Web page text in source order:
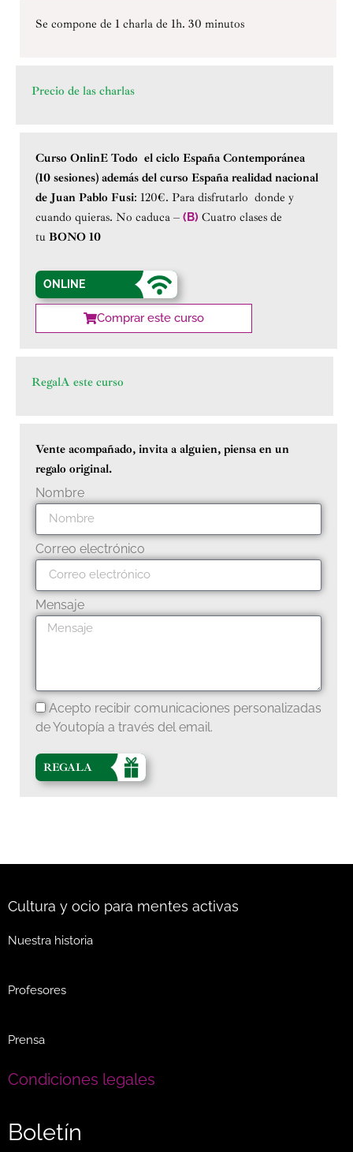
Se compone de 1 charla de 1h. 30 minutos
Precio de las charlas
Curso OnlinE Todo el ciclo España Contemporánea
(10 sesiones) además del curso España realidad nacional
de Juan Pablo Fusi: 120€. Para disfrutarlo donde y
cuando quieras. No caduca – (B) Cuatro clases de
tu BONO 10
ONLINE
Comprar este curso
RegalA este curso
Vente acompañado, invita a alguien, piensa en un
regalo original.
Nombre
Correo electrónico
Mensaje
Acepto recibir comunicaciones personalizadas
de Youtopía a través del email.
REGALA
Cultura y ocio para mentes activas
Nuestra historia
Profesores
Prensa
Condiciones legales
Boletín